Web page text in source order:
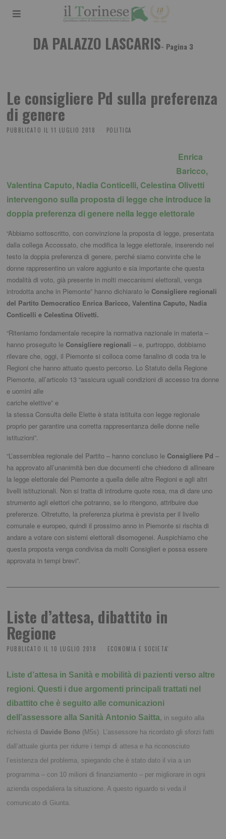
DA PALAZZO LASCARIS- Pagina 3
Le consigliere Pd sulla preferenza
di genere
PUBBLICATO IL 11 LUGLIO 2018 POLITICA
Enrica
Baricco,
Valentina Caputo, Nadia Conticelli, Celestina Olivetti
intervengono sulla proposta di legge che introduce la
doppia preferenza di genere nella legge elettorale
“Abbiamo sottoscritto, con convinzione la proposta di legge, presentata
dalla collega Accossato, che modifica la legge elettorale, inserendo nel
testo la doppia preferenza di genere, perché siamo convinte che le
donne rappresentino un valore aggiunto e sia importante che questa
modalità di voto, già presente in molti meccanismi elettorali, venga
introdotta anche in Piemonte” hanno dichiarato leConsigliere regionali
del Partito Democratico Enrica Baricco, Valentina Caputo, Nadia
Conticelli e Celestina Olivetti.
“Riteniamo fondamentale recepire la normativa nazionale in materia –
hanno proseguito leConsigliere regionali – e, purtroppo, dobbiamo
rilevare che, oggi, il Piemonte si colloca come fanalino di coda tra le
Regioni che hanno attuato questo percorso. Lo Statuto della Regione
Piemonte, all’articolo 13 “assicura uguali condizioni di accesso tra donne
e uomini alle
cariche elettive” e
la stessa Consulta delle Elette è stata istituita con legge regionale
proprio per garantire una corretta rappresentanza delle donne nelle
istituzioni”.
“L’assemblea regionale del Partito – hanno concluso leConsigliere Pd –
ha approvato all’unanimità ben due documenti che chiedono di allineare
la legge elettorale del Piemonte a quella delle altre Regioni e agli altri
livelli istituzionali. Non si tratta di introdurre quote rosa, ma di dare uno
strumento agli elettori che potranno, se lo ritengono, attribuire due
preferenze. Oltretutto, la preferenza plurima è prevista per il livello
comunale e europeo, quindi il prossimo anno in Piemonte si rischia di
andare a votare con sistemi elettorali disomogenei. Auspichiamo che
questa proposta venga condivisa da molti Consiglieri e possa essere
approvata in tempi brevi”.
Liste d’attesa, dibattito in
Regione
PUBBLICATO IL 10 LUGLIO 2018 ECONOMIA E SOCIETA'
Liste d’attesa in Sanità e mobilità di pazienti verso altre
regioni. Questi i due argomenti principali trattati nel
dibattito che è seguito alle comunicazioni
dell’assessore alla Sanità Antonio Saitta, in seguito alla
richiesta di Davide Bono (M5s). L’assessore ha ricordato gli sforzi fatti
dall’attuale giunta per ridurre i tempi di attesa e ha riconosciuto
l’esistenza del problema, spiegando che è stato dato il via a un
programma – con 10 milioni di finanziamento – per migliorare in ogni
azienda ospedaliera la situazione. A questo riguardo si veda il
comunicato di Giunta.